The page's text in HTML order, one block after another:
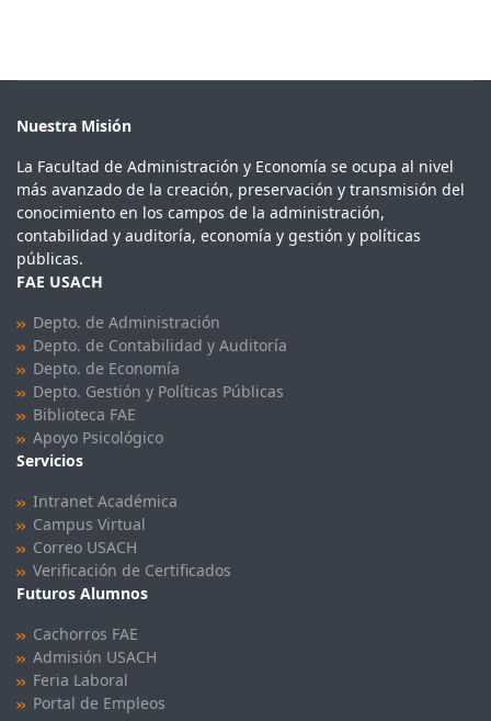
Nuestra Misión
La Facultad de Administración y Economía se ocupa al nivel
más avanzado de la creación, preservación y transmisión del
conocimiento en los campos de la administración,
contabilidad y auditoría, economía y gestión y políticas
públicas.
FAE USACH
Depto. de Administración
Depto. de Contabilidad y Auditoría
Depto. de Economía
Depto. Gestión y Políticas Públicas
Biblioteca FAE
Apoyo Psicológico
Servicios
Intranet Académica
Campus Virtual
Correo USACH
Verificación de Certificados
Futuros Alumnos
Cachorros FAE
Admisión USACH
Feria Laboral
Portal de Empleos